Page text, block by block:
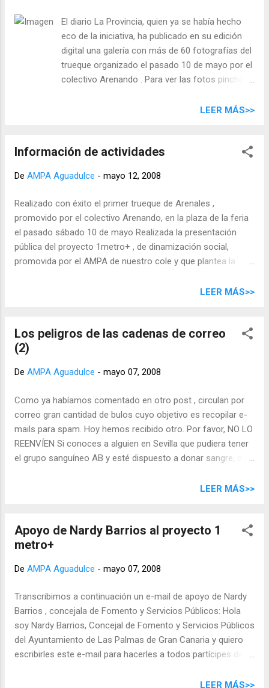
El diario La Provincia, quien ya se había hecho
eco de la iniciativa, ha publicado en su edición
digital una galería con más de 60 fotografías del
trueque organizado el pasado 10 de mayo por el
colectivo Arenando . Para ver las fotos pincha
LEER MÁS>>
Información de actividades
De AMPA Aguadulce - mayo 12, 2008
Realizado con éxito el primer trueque de Arenales ,
promovido por el colectivo Arenando, en la plaza de la feria
el pasado sábado 10 de mayo Realizada la presentación
pública del proyecto 1metro+ , de dinamización social,
promovida por el AMPA de nuestro cole y que plantea la
cole por la calle Aguadulce. Asistieron unas 30 personas,
Servicio de guardería para junio , de 14:00 a 15:00 h,
interesadas contactar con Antonio Excursión fin de curso a
informativa. Trueque en el cole , el martes, 27 de mayo
para el comedor del curso 2008/2009 finaliza mañana
martes, 13 de mayo.
LEER MÁS>>
Los peligros de las cadenas de correo
(2)
De AMPA Aguadulce - mayo 07, 2008
Como ya habíamos comentado en otro post , circulan por
correo gran cantidad de bulos cuyo objetivo es recopilar e-
mails para spam. Hoy hemos recibido otro. Por favor, NO LO
REENVÍEN Si conoces a alguien en Sevilla que pudiera tener
el grupo sanguíneo AB y esté dispuesto a donar sangre, dilo.
años ingresado con leucemia que necesita urgentemente
contacto con el padre, Miguel, en el 625 66 99 33. Maria
Nieves Martínez y Merino Inspectora Médico Inspección de
mnieves.martinez@juntadeandalucia.es Bien este mensaje
teléfono remite a un buzón de voz lleno de Orange 3-Es
absurdo que sólo necesiten donantes del grupo AB (además
no indican si es positivo o negativo) pues según la tabla de
compatibilidad de grupos sanguíneos po...
LEER MÁS>>
Apoyo de Nardy Barrios al proyecto 1
metro+
De AMPA Aguadulce - mayo 07, 2008
Transcribimos a continuación un e-mail de apoyo de Nardy
Barrios , concejala de Fomento y Servicios Públicos: Hola
soy Nardy Barrios, Concejal de Fomento y Servicios Públicos
del Ayuntamiento de Las Palmas de Gran Canaria y quiero
escribirles este e-mail para hacerles a todos partícipes de
trueque, una iniciativa tan altruista y positiva para todos los
LEER MÁS>>